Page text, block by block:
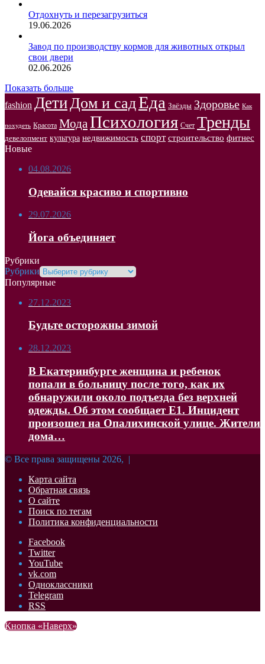
Отдохнуть и перезагрузиться
19.06.2026
Завод по производству кормов для животных открыл
свои двери
02.06.2026
Показать больше
fashion ДетиДом и садЕда Звёзды Здоровье Как
похудеть Красота Мода Психология Счет Тренды
девелопмент культура недвижимость спорт строительство фитнес
Новые
04.08.2026
Одевайся красиво и спортивно
29.07.2026
Йога объединяет
Рубрики
Рубрики
Популярные
27.12.2023
Будьте осторожны зимой
28.12.2023
В Екатеринбурге женщина и ребенок
попали в больницу после того, как их
обнаружили около подъезда без верхней
одежды. Об этом сообщает Е1. Инцидент
произошел на Опалихинской улице. Жители
дома…
© Все права защищены 2026, |
Карта сайта
Обратная связь
О сайте
Поиск по тегам
Политика конфиденциальности
Facebook
Twitter
YouTube
vk.com
Одноклассники
Telegram
RSS
Кнопка «Наверх»